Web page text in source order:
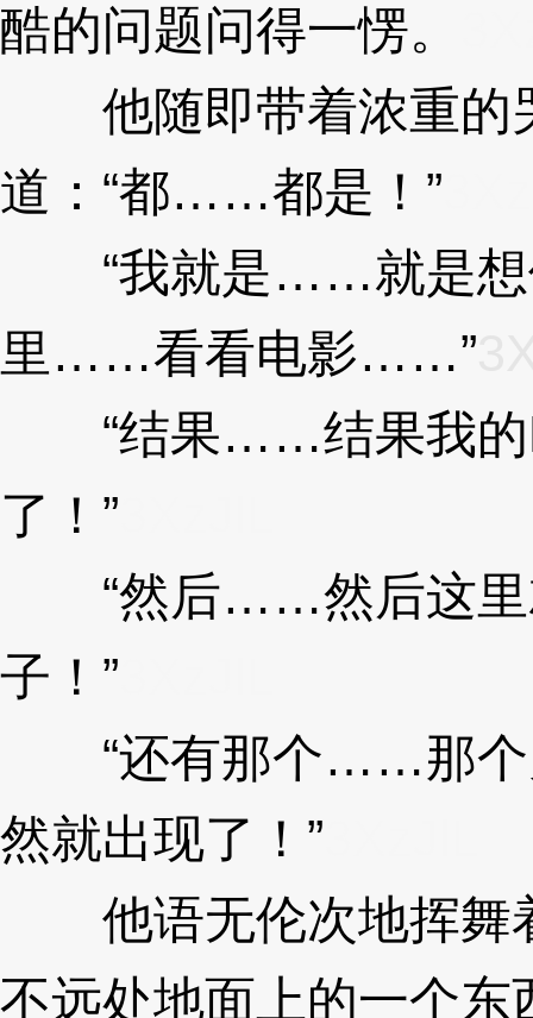
酷的问题问得一愣。
他随即带着浓重的
道：“都……都是！”
“我就是……就是想
里……看看电影……”
“结果……结果我的
了！”
“然后……然后这里
子！”
“还有那个……那个
然就出现了！”
他语无伦次地挥舞
不远处地面上的一个东